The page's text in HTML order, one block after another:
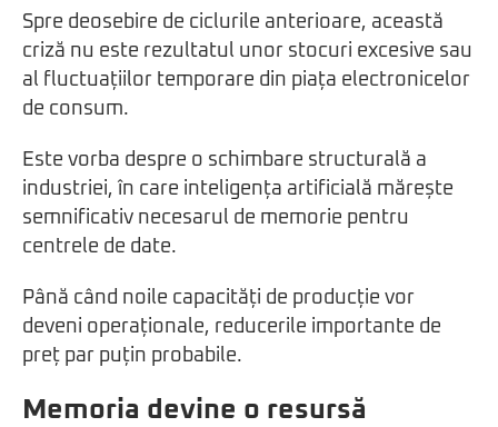
Spre deosebire de ciclurile anterioare, această
criză nu este rezultatul unor stocuri excesive sau
al fluctuațiilor temporare din piața electronicelor
de consum.
Este vorba despre o schimbare structurală a
industriei, în care inteligența artificială mărește
semnificativ necesarul de memorie pentru
centrele de date.
Până când noile capacități de producție vor
deveni operaționale, reducerile importante de
preț par puțin probabile.
Memoria devine o resursă